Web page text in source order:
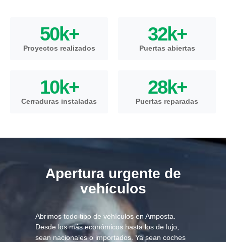
Proyectos realizados
50k+
Puertas abiertas
32k+
Cerraduras instaladas
10k+
Puertas reparadas
28k+
Apertura urgente de
vehículos
Abrimos todo tipo de vehículos en Amposta.
Desde los más económicos hasta los de lujo,
sean nacionales o importados. Ya sean coches